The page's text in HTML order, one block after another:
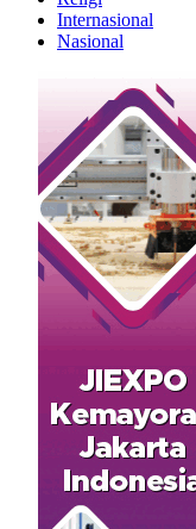
Internasional
Nasional